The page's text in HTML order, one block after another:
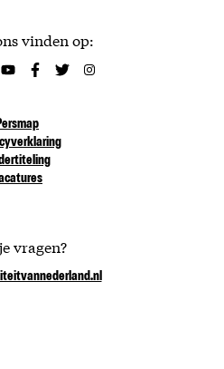
vinden op:
vragen?